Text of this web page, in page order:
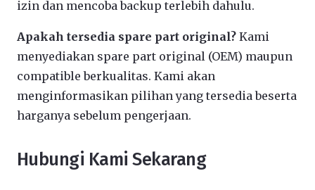
izin dan mencoba backup terlebih dahulu.
Apakah tersedia spare part original? Kami
menyediakan spare part original (OEM) maupun
compatible berkualitas. Kami akan
menginformasikan pilihan yang tersedia beserta
harganya sebelum pengerjaan.
Hubungi Kami Sekarang